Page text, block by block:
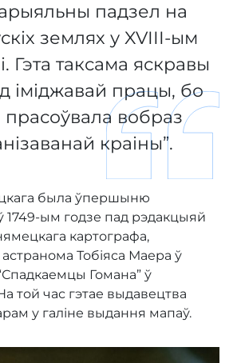
падзел на
землях у XVIII-ым
Гэта таксама яскравы
іміджавай працы, бо
прасоўвала вобраз
краіны”.
была ўпершыню
1749-ым годзе пад рэдакцыяй
картографа,
Тобіяса Маера ў
Гомана” ў
той час гэтае выдавецтва
у галіне выдання мапаў.